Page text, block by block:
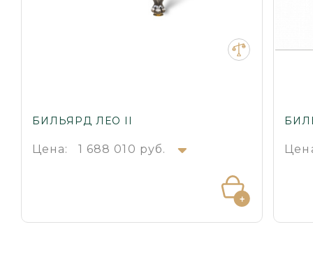
БИЛЬЯРД ЛЕО II
Цена: 1 688 010 руб.